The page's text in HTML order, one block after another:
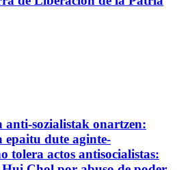
sozialistak onartzen:
dute aginte-
tolera actos antisocialistas: